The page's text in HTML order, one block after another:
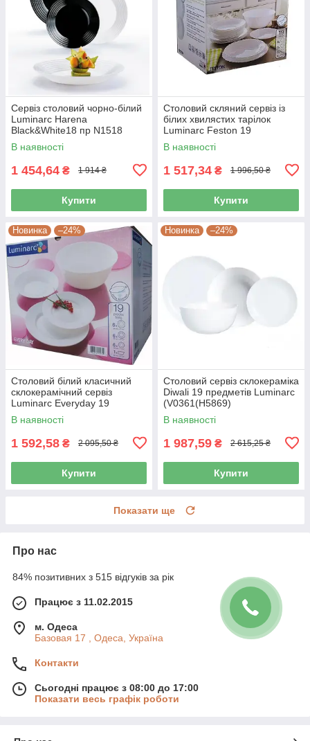
Сервіз столовий чорно-білий
Luminarc Harena
Black&White18 пр N1518
В наявності
1 454,64 ₴ 1 914 ₴
Купити
Столовий скляний сервіз із
білих хвилястих тарілок
Luminarc Feston 19
предметів (14977)
В наявності
1 517,34 ₴ 1 996,50 ₴
Купити
Новинка –24%
Столовий білий класичний
склокерамічний сервіз
Luminarc Everyday 19
предметів (G0567)
В наявності
1 592,58 ₴ 2 095,50 ₴
Купити
Новинка –24%
Столовий сервіз склокераміка
Diwali 19 предметів Luminarc
(V0361(H5869)
В наявності
1 987,59 ₴ 2 615,25 ₴
Купити
Показати ще
Про нас
84% позитивних з 515 відгуків за рік
Працює з 11.02.2015
м. Одеса
Базовая 17 , Одеса, Україна
Контакти
Сьогодні працює з 08:00 до 17:00
Показати весь графік роботи